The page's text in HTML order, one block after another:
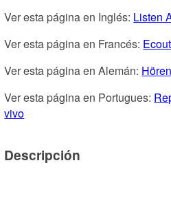
Ver esta página en Inglés: Listen
Ver esta página en Francés:
Ver esta página en Alemán:
Ver esta página en Portugues:
vivo
Descripción